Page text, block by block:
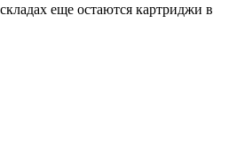
еще остаются картриджи в